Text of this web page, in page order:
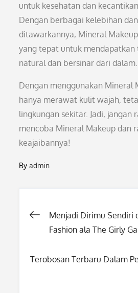
untuk kesehatan dan
Dengan berbagai kelebihan
ditawarkannya, Mineral
yang tepat untuk mendapatkan
natural dan bersinar dari dalam.
Dengan menggunakan Mineral
hanya merawat kulit wajah,
lingkungan sekitar. Jadi, jangan
mencoba Mineral Makeup dan
keajaibannya!
Byadmin
Post
Menjadi Dirimu Sendiri
Fashion ala The Girly
Terobosan Terbaru Dalam